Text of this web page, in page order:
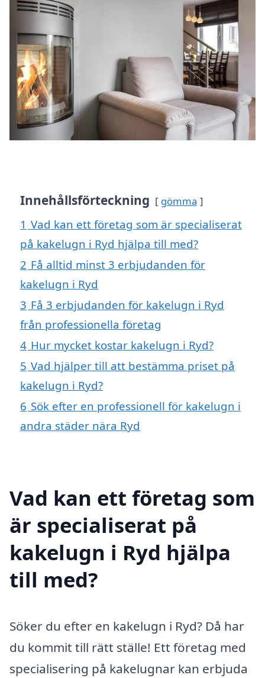
Innehållsförteckning gömma
1 Vad kan ett företag som är specialiserat
på kakelugn i Ryd hjälpa till med?
2 Få alltid minst 3 erbjudanden för
kakelugn i Ryd
3 Få 3 erbjudanden för kakelugn i Ryd
från professionella företag
4 Hur mycket kostar kakelugn i Ryd?
5 Vad hjälper till att bestämma priset på
kakelugn i Ryd?
6 Sök efter en professionell för kakelugn i
andra städer nära Ryd
Vad kan ett företag som
är specialiserat på
kakelugn i Ryd hjälpa
till med?
Söker du efter en kakelugn i Ryd? Då har
du kommit till rätt ställe! Ett företag med
specialisering på kakelugnar kan erbjuda